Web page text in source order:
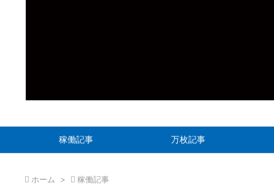
稼働記事 万枚記事
 ホーム >  稼働記事